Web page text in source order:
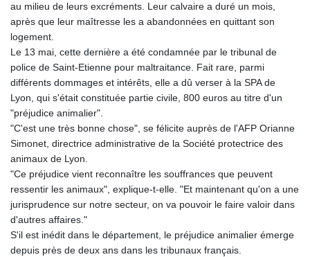
au milieu de leurs excréments. Leur calvaire a duré un mois,
après que leur maîtresse les a abandonnées en quittant son
logement.
Le 13 mai, cette dernière a été condamnée par le tribunal de
police de Saint-Etienne pour maltraitance. Fait rare, parmi
différents dommages et intérêts, elle a dû verser à la SPA de
Lyon, qui s'était constituée partie civile, 800 euros au titre d'un
"préjudice animalier".
"C'est une très bonne chose", se félicite auprès de l'AFP Orianne
Simonet, directrice administrative de la Société protectrice des
animaux de Lyon.
"Ce préjudice vient reconnaître les souffrances que peuvent
ressentir les animaux", explique-t-elle. "Et maintenant qu'on a une
jurisprudence sur notre secteur, on va pouvoir le faire valoir dans
d'autres affaires."
S'il est inédit dans le département, le préjudice animalier émerge
depuis près de deux ans dans les tribunaux français.